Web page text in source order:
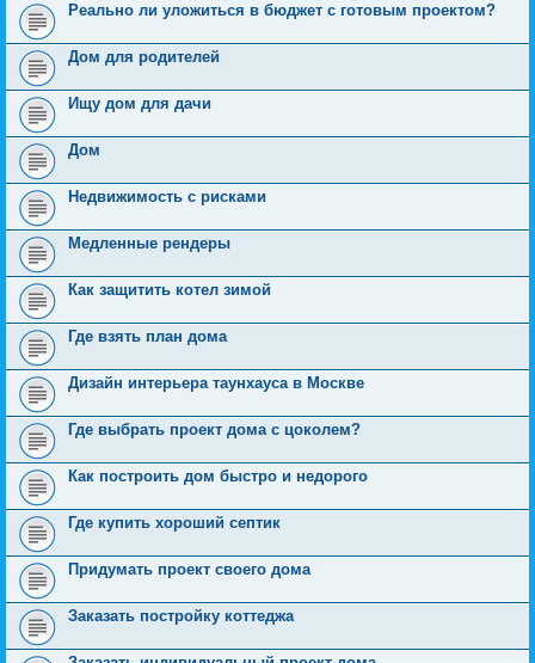
Реально ли уложиться в бюджет с готовым проектом?
Дом для родителей
Ищу дом для дачи
Дом
Недвижимость с рисками
Медленные рендеры
Как защитить котел зимой
Где взять план дома
Дизайн интерьера таунхауса в Москве
Где выбрать проект дома с цоколем?
Как построить дом быстро и недорого
Где купить хороший септик
Придумать проект своего дома
Заказать постройку коттеджа